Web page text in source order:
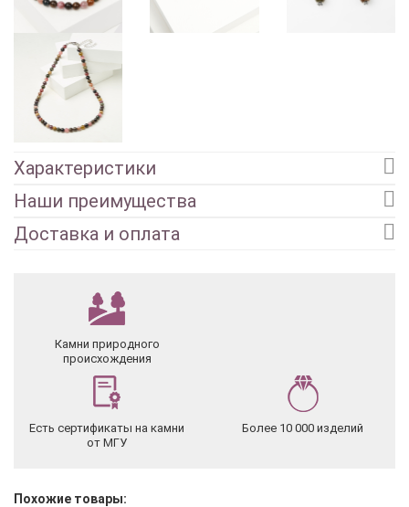
Характеристики
Наши преимущества
Доставка и оплата
Камни природного
происхождения
Есть сертификаты на камни
от МГУ
Более 10 000 изделий
Похожие товары: